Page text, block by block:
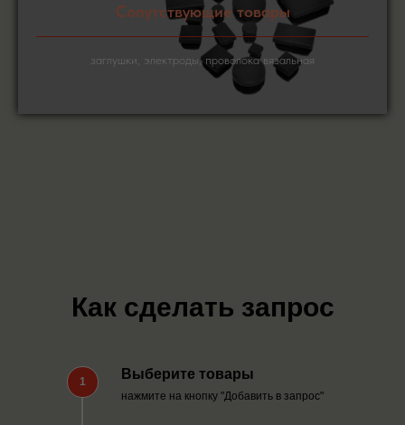
Сопутствующие товары
заглушки, электроды, проволока вязальная
1
нажмите на кнопку "Добавить в запрос"
Выберите товары
Как сделать запрос